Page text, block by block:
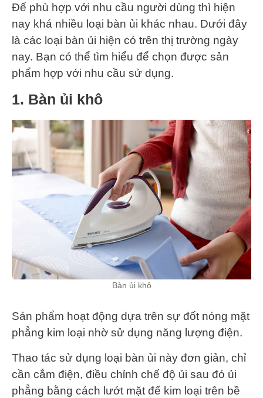
Để phù hợp với nhu cầu người dùng thì hiện
nay khá nhiều loại bàn ủi khác nhau. Dưới đây
là các loại bàn ủi hiện có trên thị trường ngày
nay. Bạn có thể tìm hiểu để chọn được sản
phẩm hợp với nhu cầu sử dụng.
1. Bàn ủi khô
Bàn ủi khô
Sản phẩm hoạt động dựa trên sự đốt nóng mặt
phẳng kim loại nhờ sử dụng năng lượng điện.
Thao tác sử dụng loại bàn ủi này đơn giản, chỉ
cần cắm điện, điều chỉnh chế độ ủi sau đó ủi
phẳng bằng cách lướt mặt đế kim loại trên bề